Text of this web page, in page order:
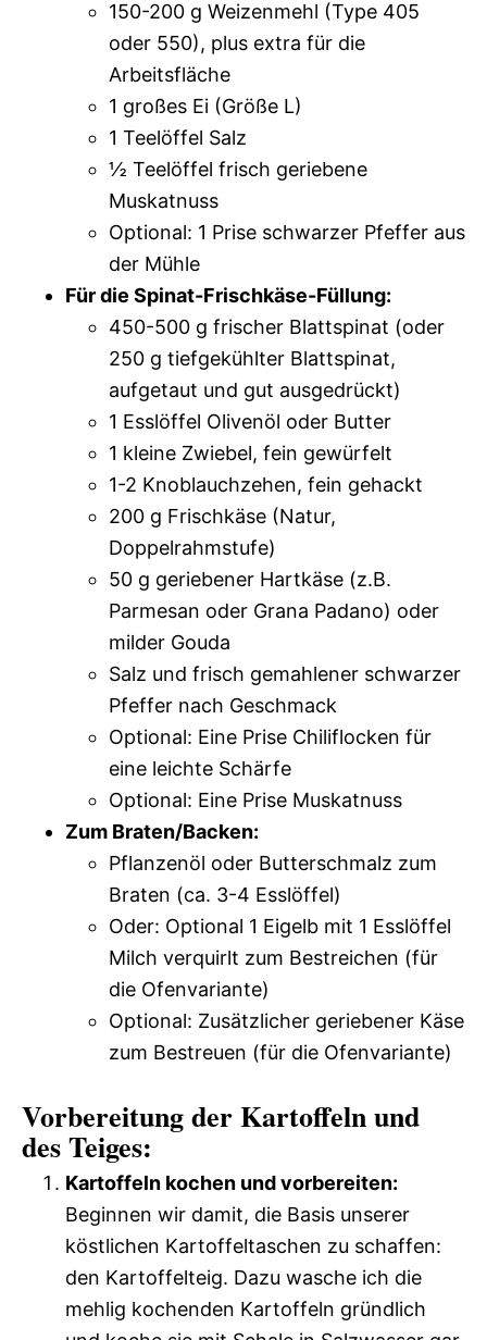
150-200 g Weizenmehl (Type 405
oder 550), plus extra für die
Arbeitsfläche
1 großes Ei (Größe L)
1 Teelöffel Salz
½ Teelöffel frisch geriebene
Muskatnuss
Optional: 1 Prise schwarzer Pfeffer aus
der Mühle
Für die Spinat-Frischkäse-Füllung:
450-500 g frischer Blattspinat (oder
250 g tiefgekühlter Blattspinat,
aufgetaut und gut ausgedrückt)
1 Esslöffel Olivenöl oder Butter
1 kleine Zwiebel, fein gewürfelt
1-2 Knoblauchzehen, fein gehackt
200 g Frischkäse (Natur,
Doppelrahmstufe)
50 g geriebener Hartkäse (z.B.
Parmesan oder Grana Padano) oder
milder Gouda
Salz und frisch gemahlener schwarzer
Pfeffer nach Geschmack
Optional: Eine Prise Chiliflocken für
eine leichte Schärfe
Optional: Eine Prise Muskatnuss
Zum Braten/Backen:
Pflanzenöl oder Butterschmalz zum
Braten (ca. 3-4 Esslöffel)
Oder: Optional 1 Eigelb mit 1 Esslöffel
Milch verquirlt zum Bestreichen (für
die Ofenvariante)
Optional: Zusätzlicher geriebener Käse
zum Bestreuen (für die Ofenvariante)
Vorbereitung der Kartoffeln und
des Teiges:
Kartoffeln kochen und vorbereiten:
Beginnen wir damit, die Basis unserer
köstlichen Kartoffeltaschen zu schaffen:
den Kartoffelteig. Dazu wasche ich die
mehlig kochenden Kartoffeln gründlich